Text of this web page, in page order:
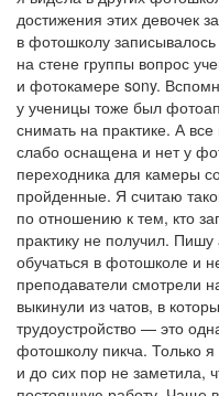
достижения этих девочек
в фотошколу
на стене группы вопрос
и фотокамере sony.
у ученицы тоже был
снимать на практике. А
слабо оснащена и нет у
переходника для камеры
пройденные. Я считаю
по отношению к тем, кто
практику не получил.
обучаться в фотошколе и
преподаватели смотрели
выкинули из чатов, в
трудоустройство — это
фотошколу пикча. Только
и до сих пор не заметила,